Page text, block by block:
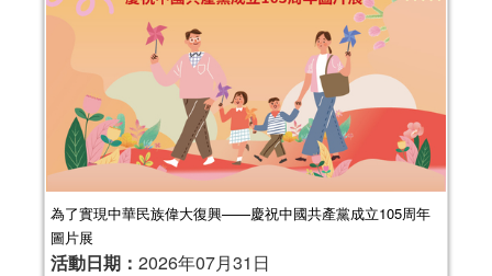
為了實現中華民族偉大復興——慶祝中國共產黨成立105周年
圖片展
活動日期： 2026年07月31日